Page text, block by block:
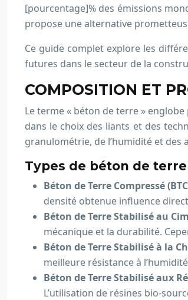
[pourcentage]% des émissions
propose une alternative
Ce guide complet explore les
futures dans le secteur de la
COMPOSITION ET
Le terme « béton de terre »
dans le choix des liants et des
granulométrie, de l’humidité et des
Types de béton de terre
Béton de Terre Compressé
densité obtenue influence
Béton de Terre Stabilisé au
mécanique et la durabilité.
Béton de Terre Stabilisé à la
meilleure résistance à
Béton de Terre Stabilisé aux
L’utilisation de résines bio-